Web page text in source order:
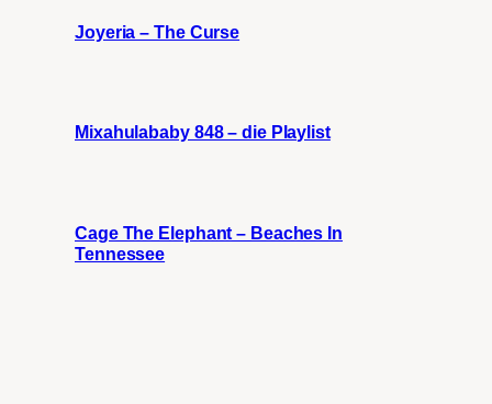
Joyeria – The Curse
Mixahulababy 848 – die Playlist
Cage The Elephant – Beaches In
Tennessee